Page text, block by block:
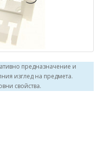
предназначение и
изглед на предмета.
свойства.